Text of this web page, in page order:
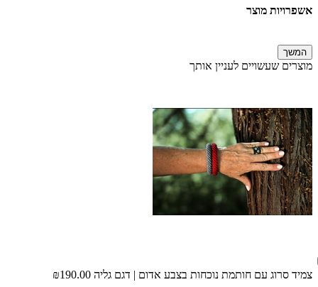
אשפרויות מוצר
המשך
מוצרים שעשויים לעניין אותך
צמיד סרוג עם חותמת נוכחות בצבע אדום | דגם גליה ₪190.00